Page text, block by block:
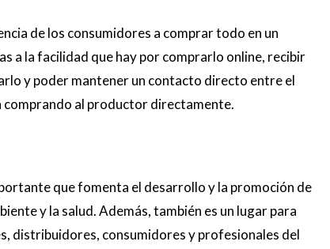
de los consumidores a comprar todo en un
a la facilidad que hay por comprarlo online, recibir
y poder mantener un contacto directo entre el
al productor directamente.
que fomenta el desarrollo y la promoción de
y la salud. Además, también es un lugar para
distribuidores, consumidores y profesionales del